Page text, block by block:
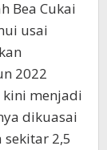
Bea Cukai
usai
2022
menjadi
dikuasai
sekitar 2,5